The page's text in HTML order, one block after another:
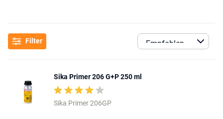
Filter
Sika Primer 206 G+P 250 ml
Sika Primer 206GP